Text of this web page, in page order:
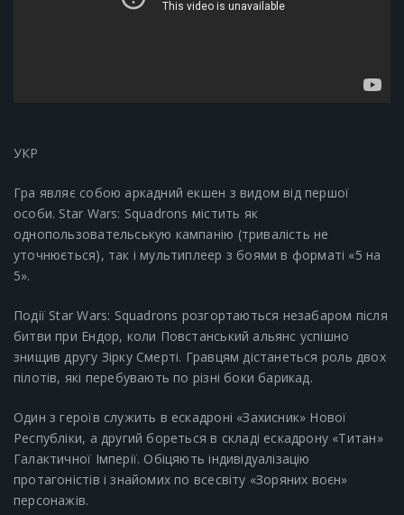
УКР
Гра являє собою аркадний екшен з видом від першої
особи. Star Wars: Squadrons містить як
однопользовательськую кампанію (тривалість не
уточнюється), так і мультиплеер з боями в форматі «5 на
5».
Події Star Wars: Squadrons розгортаються незабаром після
битви при Ендор, коли Повстанський альянс успішно
знищив другу Зірку Смерті. Гравцям дістанеться роль двох
пілотів, які перебувають по різні боки барикад.
Один з героїв служить в ескадроні «Захисник» Нової
Республіки, а другий бореться в складі ескадрону «Титан»
Галактичної Імперії. Обіцяють індивідуалізацію
протагоністів і знайомих по всесвіту «Зоряних воєн»
персонажів.